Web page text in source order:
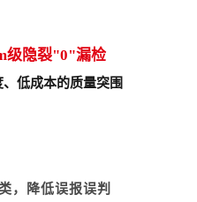
级隐裂"0"漏检
低成本的质量突围
，降低误报误判